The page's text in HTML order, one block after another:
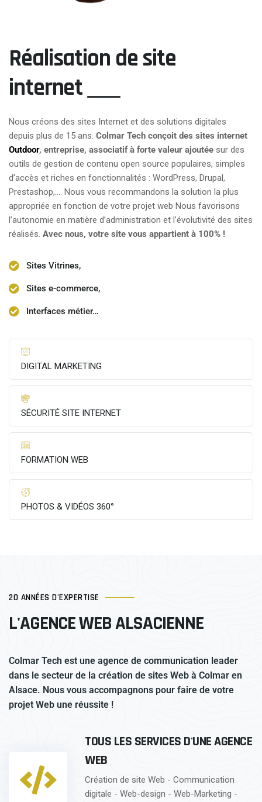
Réalisation de site
internet ____
Nous créons des sites Internet et des solutions digitales
depuis plus de 15 ans. Colmar Tech conçoit des sites internet
Outdoor, entreprise, associatif à forte valeur ajoutée sur des
outils de gestion de contenu open source populaires, simples
d’accès et riches en fonctionnalités : WordPress, Drupal,
Prestashop,.... Nous vous recommandons la solution la plus
appropriée en fonction de votre projet web Nous favorisons
l’autonomie en matière d’administration et l’évolutivité des sites
réalisés. Avec nous, votre site vous appartient à 100% !
Sites Vitrines,
Sites e-commerce,
Interfaces métier…
DIGITAL MARKETING
SÉCURITÉ SITE INTERNET
FORMATION WEB
PHOTOS & VIDÉOS 360°
20 ANNÉES D'EXPERTISE
L'AGENCE WEB ALSACIENNE
Colmar Tech est une agence de communication leader
dans le secteur de la création de sites Web à Colmar en
Alsace. Nous vous accompagnons pour faire de votre
projet Web une réussite !
TOUS LES SERVICES D'UNE AGENCE
WEB
Création de site Web - Communication
digitale - Web-design - Web-Marketing -